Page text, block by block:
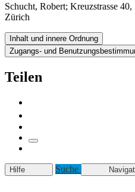
Schucht, Robert; Kreuzstrasse
Zürich
Inhalt und innere Ordnung
Zugangs- und
Teilen
Hilfe Suche